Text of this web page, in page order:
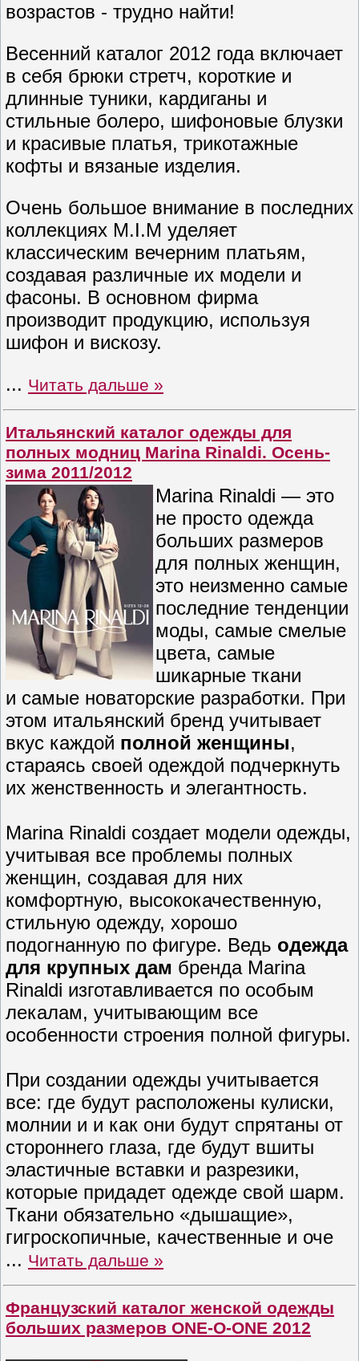
возрастов - трудно найти!
Весенний каталог 2012 года включает
в себя брюки стретч, короткие и
длинные туники, кардиганы и
стильные болеро, шифоновые блузки
и красивые платья, трикотажные
кофты и вязаные изделия.
Очень большое внимание в последних
коллекциях M.I.M уделяет
классическим вечерним платьям,
создавая различные их модели и
фасоны. В основном фирма
производит продукцию, используя
шифон и вискозу.
... Читать дальше »
Итальянский каталог одежды для
полных модниц Marina Rinaldi. Осень-
зима 2011/2012
Marina Rinaldi — это
не просто одежда
больших размеров
для полных женщин,
это неизменно самые
последние тенденции
моды, самые смелые
цвета, самые
шикарные ткани
и самые новаторские разработки. При
этом итальянский бренд учитывает
вкус каждой полной женщины,
стараясь своей одеждой подчеркнуть
их женственность и элегантность.
Marina Rinaldi создает модели одежды,
учитывая все проблемы полных
женщин, создавая для них
комфортную, высококачественную,
стильную одежду, хорошо
подогнанную по фигуре. Ведь одежда
для крупных дам бренда Marina
Rinaldi изготавливается по особым
лекалам, учитывающим все
особенности строения полной фигуры.
При создании одежды учитывается
все: где будут расположены кулиски,
молнии и и как они будут спрятаны от
стороннего глаза, где будут вшиты
эластичные вставки и разрезики,
которые придадет одежде свой шарм.
Ткани обязательно «дышащие»,
гигроскопичные, качественные и оче
... Читать дальше »
Французский каталог женской одежды
больших размеров ONE-O-ONE 2012